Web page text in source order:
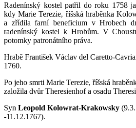
Radenínský kostel patřil do roku 1758
kdy Marie Terezie, říšská hraběnka
a zřídila farní beneficium v Hrobech
radenínský kostel k Hrobům. V
potomky patronátního práva.
Hrabě František Václav del Caretto-
1760.
Po jeho smrti Marie Terezie, říšská
založila dvůr Theresienhof a osadu
Syn Leopold Kolowrat-Krakowsky
-11.12.1767).